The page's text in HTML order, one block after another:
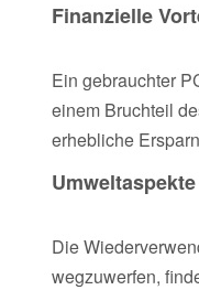
Finanzielle
Ein gebrauchter
einem Bruchteil
erhebliche
Umweltaspekte
Die
wegzuwerfen,